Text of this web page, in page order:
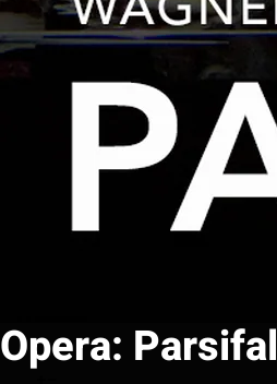
Opera: Parsifal